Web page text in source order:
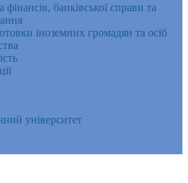
фінансів, банківської справи та
іноземних громадян та осіб
університет